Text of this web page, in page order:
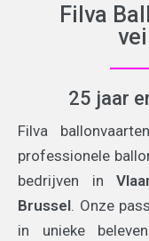
Filva
25 jaar
Filva
professionele
bedrijven in
Brussel. Onze
in unieke